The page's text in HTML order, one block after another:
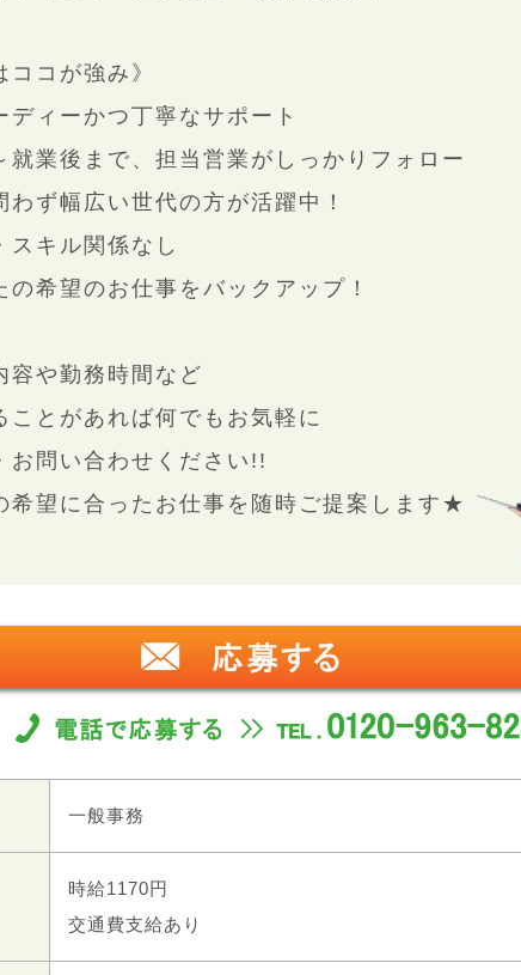
ココが強み》
ディーかつ丁寧なサポート
就業後まで、担当営業がしっかりフォロー
わず幅広い世代の方が活躍中！
スキル関係なし
の希望のお仕事をバックアップ！
容や勤務時間など
ことがあれば何でもお気軽に
お問い合わせください!!
希望に合ったお仕事を随時ご提案します★
一般事務
時給1170円
交通費支給あり